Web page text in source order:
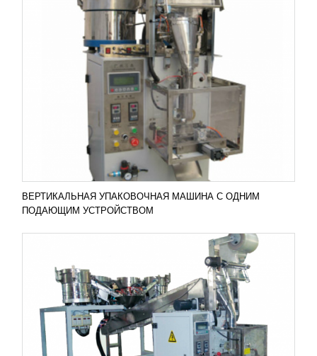
ВЕРТИКАЛЬНАЯ УПАКОВОЧНАЯ МАШИНА С ОДНИМ
ПОДАЮЩИМ УСТРОЙСТВОМ
ВЕРТИКАЛЬНАЯ УПАКОВОЧНАЯ МАШИНА
ALD-388
583 113RUB
Вертикальная упаковочная машина ALD-388 с
вибрирующим подающим устройством имеет
такие особенности: Возможносьт работы с
различными...
ПОДРОБНЕЕ
Добавить в сравнение
ГОРИЗОНТАЛЬНАЯ УПАКОВОЧНАЯ
МАШИНА ALD-350 (450) WX
763 320 RUB